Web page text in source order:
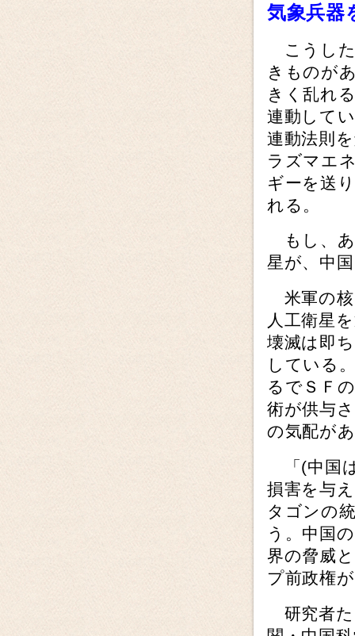
気象兵器
こうした
きものが
きく乱れ
連動して
連動法則
ラズマエ
ギーを送
れる。
もし、あ
星が、中
米軍の核
人工衛星
壊滅は即
している
るでＳＦ
術が供与
の気配が
「(中国
損害を与
タゴンの
う。中国
界の脅威
プ前政権
研究者た